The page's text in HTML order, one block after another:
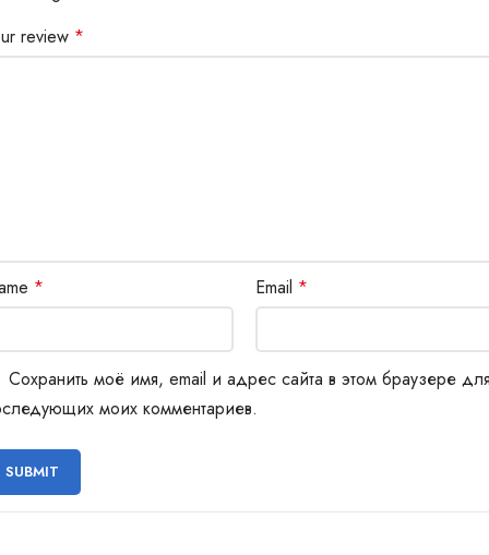
review *
* Email *
Сохранить моё имя, email и адрес сайта в этом браузере
моих комментариев.